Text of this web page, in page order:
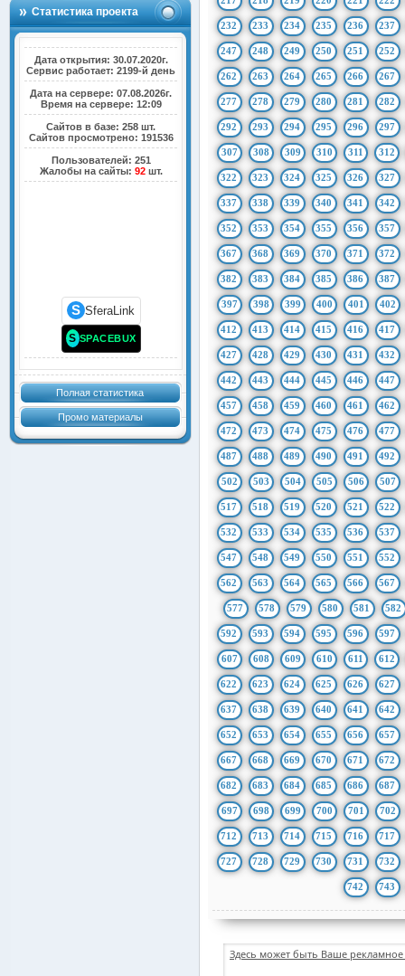
Статистика проекта
Дата открытия: 30.07.2020г.
Сервис работает: 2199-й день
Дата на сервере: 07.08.2026г.
Время на сервере: 12:09
Сайтов в базе: 258 шт.
Сайтов просмотрено: 191536
Пользователей: 251
Жалобы на сайты: 92шт.
S SferaLink
S SPACEBUX
Полная статистика
Промо материалы
232 233 234 235 236 237
247 248 249 250 251 252
262 263 264 265 266 267
277 278 279 280 281 282
292 293 294 295 296 297
307 308 309 310 311 312
322 323 324 325 326 327
337 338 339 340 341 342
352 353 354 355 356 357
367 368 369 370 371 372
382 383 384 385 386 387
397 398 399 400 401 402
412 413 414 415 416 417
427 428 429 430 431 432
442 443 444 445 446 447
457 458 459 460 461 462
472 473 474 475 476 477
487 488 489 490 491 492
502 503 504 505 506 507
517 518 519 520 521 522
532 533 534 535 536 537
547 548 549 550 551 552
562 563 564 565 566 567
577 578 579 580 581 582
592 593 594 595 596 597
607 608 609 610 611 612
622 623 624 625 626 627
637 638 639 640 641 642
652 653 654 655 656 657
667 668 669 670 671 672
682 683 684 685 686 687
697 698 699 700 701 702
712 713 714 715 716 717
727 728 729 730 731 732
742 743
Здесь может быть Ваше